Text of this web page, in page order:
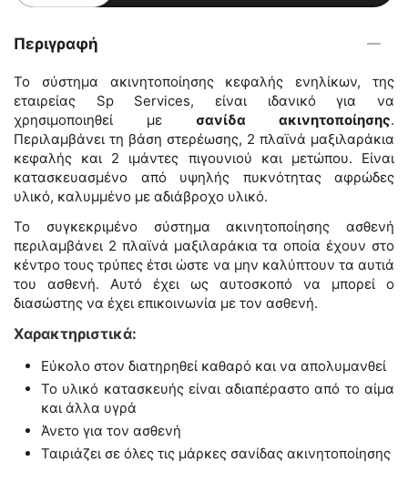
Περιγραφή
Το σύστημα ακινητοποίησης κεφαλής ενηλίκων, της
εταιρείας Sp Services, είναι ιδανικό για να
χρησιμοποιηθεί με σανίδα ακινητοποίησης.
Περιλαμβάνει τη βάση στερέωσης, 2 πλαϊνά μαξιλαράκια
κεφαλής και 2 ιμάντες πιγουνιού και μετώπου. Είναι
κατασκευασμένο από υψηλής πυκνότητας αφρώδες
υλικό, καλυμμένο με αδιάβροχο υλικό.
Το συγκεκριμένο σύστημα ακινητοποίησης ασθενή
περιλαμβάνει 2 πλαϊνά μαξιλαράκια τα οποία έχουν στο
κέντρο τους τρύπες έτσι ώστε να μην καλύπτουν τα αυτιά
του ασθενή. Αυτό έχει ως αυτοσκοπό να μπορεί ο
διασώστης να έχει επικοινωνία με τον ασθενή.
Χαρακτηριστικά:
Εύκολο στον διατηρηθεί καθαρό και να απολυμανθεί
Το υλικό κατασκευής είναι αδιαπέραστο από το αίμα
και άλλα υγρά
Άνετο για τον ασθενή
Ταιριάζει σε όλες τις μάρκες σανίδας ακινητοποίησης